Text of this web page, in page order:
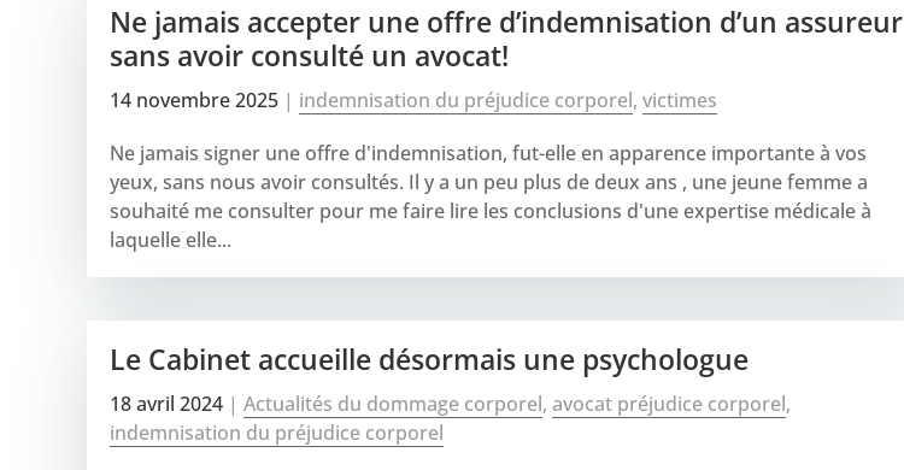
Ne jamais accepter une offre d’indemnisation d’un assureur
sans avoir consulté un avocat!
14 novembre 2025 | indemnisation du préjudice corporel, victimes
Ne jamais signer une offre d'indemnisation, fut-elle en apparence importante à vos
yeux, sans nous avoir consultés. Il y a un peu plus de deux ans , une jeune femme a
souhaité me consulter pour me faire lire les conclusions d'une expertise médicale à
laquelle elle...
Le Cabinet accueille désormais une psychologue
18 avril 2024 | Actualités du dommage corporel, avocat préjudice corporel,
indemnisation du préjudice corporel